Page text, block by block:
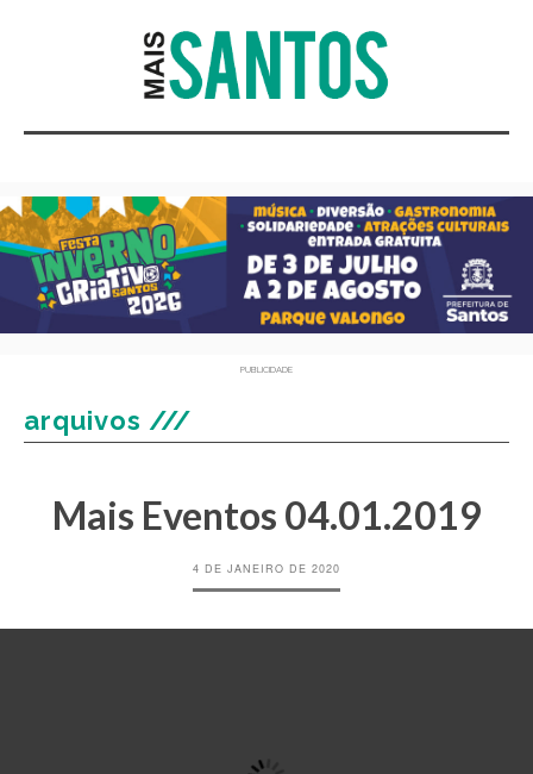
PUBLICIDADE
arquivos ///
Mais Eventos 04.01.2019
4 DE JANEIRO DE 2020